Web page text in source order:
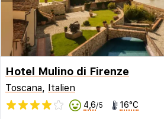
Hotel Mulino di Firenze
Toscana, Italien
4,6/5 16°C